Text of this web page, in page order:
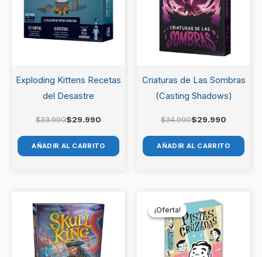
Exploding Kittens Recetas
del Desastre
$33.990$29.990
AÑADIR AL CARRITO
Criaturas de Las Sombras
(Casting Shadows)
$34.990$29.990
AÑADIR AL CARRITO
¡Oferta!
¡Oferta!
precio
original
era:
$16.990.
precio
actual
es:
$13.990.